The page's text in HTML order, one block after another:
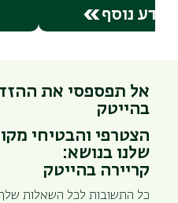
נוסף
אל תפספסי את
בהייטק
הצטרפי והבטיחי
שלנו בנושא:
קריירה בהייטק
כל התשובות לכל השאלות שלך